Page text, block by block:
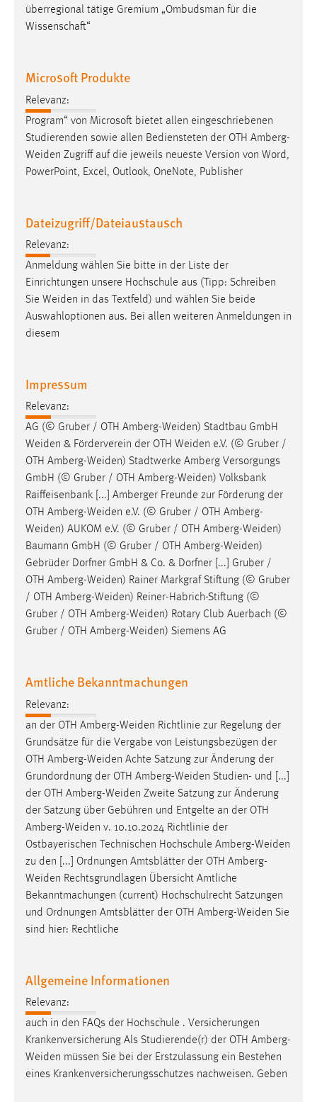
überregional tätige Gremium „Ombudsman für die
Wissenschaft“
Microsoft Produkte
Relevanz:
Program“ von Microsoft bietet allen eingeschriebenen
Studierenden sowie allen Bediensteten der OTH Amberg-
Weiden Zugriff auf die jeweils neueste Version von Word,
PowerPoint, Excel, Outlook, OneNote, Publisher
Dateizugriff/Dateiaustausch
Relevanz:
Anmeldung wählen Sie bitte in der Liste der
Einrichtungen unsere Hochschule aus (Tipp: Schreiben
Sie Weiden in das Textfeld) und wählen Sie beide
Auswahloptionen aus. Bei allen weiteren Anmeldungen in
diesem
Impressum
Relevanz:
AG (© Gruber / OTH Amberg-Weiden) Stadtbau GmbH
Weiden & Förderverein der OTH Weiden e.V. (© Gruber /
OTH Amberg-Weiden) Stadtwerke Amberg Versorgungs
GmbH (© Gruber / OTH Amberg-Weiden) Volksbank
Raiffeisenbank [...] Amberger Freunde zur Förderung der
OTH Amberg-Weiden e.V. (© Gruber / OTH Amberg-
Weiden) AUKOM e.V. (© Gruber / OTH Amberg-Weiden)
Baumann GmbH (© Gruber / OTH Amberg-Weiden)
Gebrüder Dorfner GmbH & Co. & Dorfner [...] Gruber /
OTH Amberg-Weiden) Rainer Markgraf Stiftung (© Gruber
/ OTH Amberg-Weiden) Reiner-Habrich-Stiftung (©
Gruber / OTH Amberg-Weiden) Rotary Club Auerbach (©
Gruber / OTH Amberg-Weiden) Siemens AG
Amtliche Bekanntmachungen
Relevanz:
an der OTH Amberg-Weiden Richtlinie zur Regelung der
Grundsätze für die Vergabe von Leistungsbezügen der
OTH Amberg-Weiden Achte Satzung zur Änderung der
Grundordnung der OTH Amberg-Weiden Studien- und [...]
der OTH Amberg-Weiden Zweite Satzung zur Änderung
der Satzung über Gebühren und Entgelte an der OTH
Amberg-Weiden v. 10.10.2024 Richtlinie der
Ostbayerischen Technischen Hochschule Amberg-Weiden
zu den [...] Ordnungen Amtsblätter der OTH Amberg-
Weiden Rechtsgrundlagen Übersicht Amtliche
Bekanntmachungen (current) Hochschulrecht Satzungen
und Ordnungen Amtsblätter der OTH Amberg-Weiden Sie
sind hier: Rechtliche
Allgemeine Informationen
Relevanz:
auch in den FAQs der Hochschule . Versicherungen
Krankenversicherung Als Studierende(r) der OTH Amberg-
Weiden müssen Sie bei der Erstzulassung ein Bestehen
eines Krankenversicherungsschutzes nachweisen. Geben